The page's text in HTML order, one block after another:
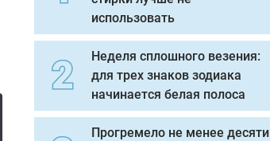
использовать
Неделя сплошного везения:
для трех знаков зодиака
начинается белая полоса
Прогремело не менее десяти